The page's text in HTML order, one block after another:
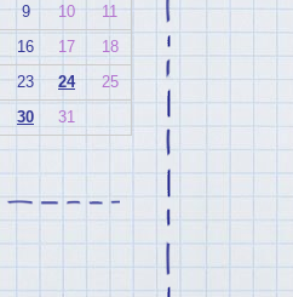
9 10
11
16 17
18
23 24
25
30 31